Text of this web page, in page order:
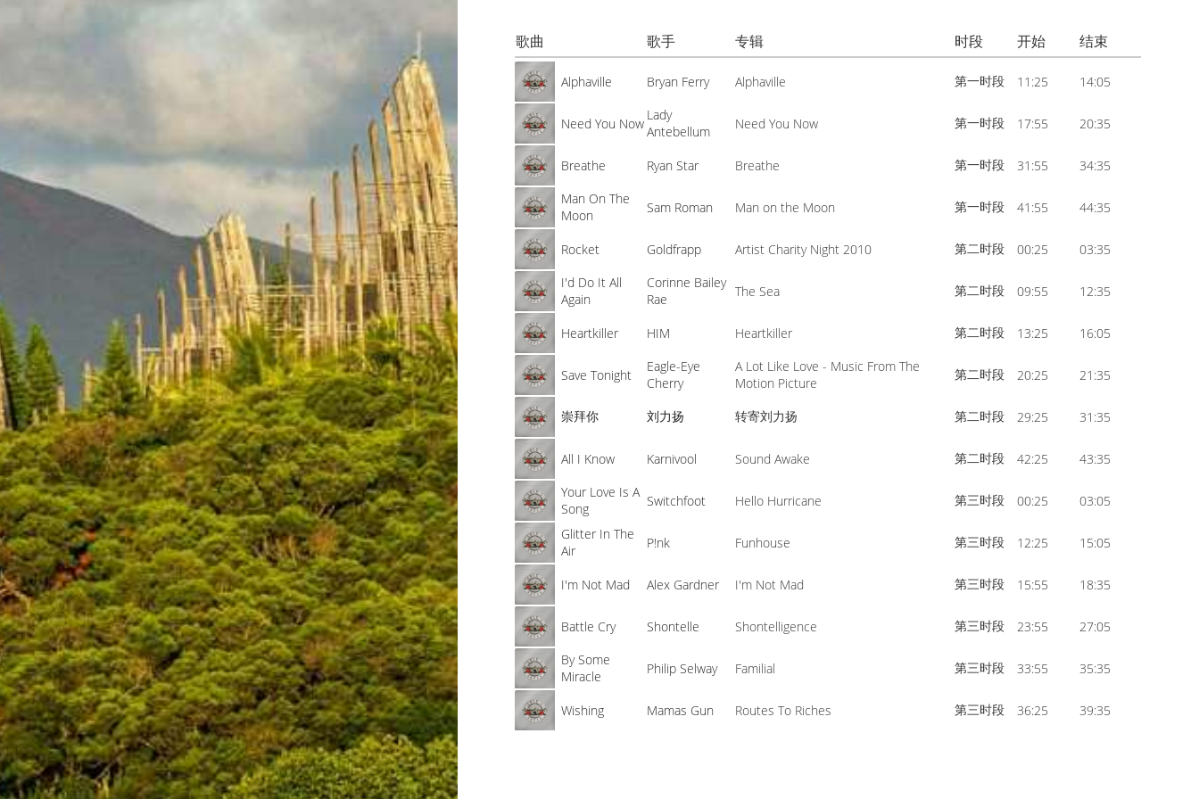
or
decrease
volume.
keys
increase
volume.
歌曲 歌手 专辑 时段 开始 结束
Alphaville Bryan Ferry Alphaville 第一时段 11:25 14:05
Need You Now
Lady
Antebellum
Need You Now 第一时段 17:55 20:35
Breathe Ryan Star Breathe 第一时段 31:55
34:35
Man On The
Moon
Sam Roman Man on the Moon 第一时段 41:55 44:35
Rocket Goldfrapp Artist Charity Night 2010 第二时段 00:25
03:35
I'd Do It All
Again
Corinne Bailey
Rae
The Sea 第二时段 09:55 12:35
Heartkiller HIM Heartkiller 第二时段 13:25 16:05
Save Tonight
Eagle-Eye
Cherry
A Lot Like Love - Music From The
Motion Picture
第二时段 20:25 21:35
崇拜你 刘力扬 转寄刘力扬 第二时段 29:25 31:35
All I Know Karnivool Sound Awake 第二时段 42:25
43:35
Your Love Is A
Song
Switchfoot Hello Hurricane 第三时段 00:25
03:05
Glitter In The
Air
P!nk Funhouse 第三时段 12:25 15:05
I'm Not Mad Alex Gardner I'm Not Mad 第三时段 15:55 18:35
Battle Cry Shontelle Shontelligence 第三时段 23:55
27:05
By Some
Miracle
Philip Selway Familial 第三时段 33:55 35:35
Wishing Mamas Gun Routes To Riches 第三时段 36:25 39:35